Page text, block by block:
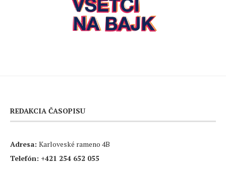
REDAKCIA ČASOPISU
Adresa: Karloveské rameno 4B
Telefón: +421 254 652 055